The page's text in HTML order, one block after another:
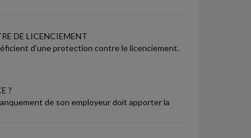
DE LICENCIEMENT
d'une protection contre le licenciement.
?
de son employeur doit apporter la